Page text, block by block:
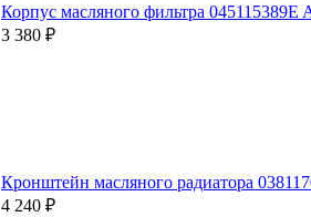
Корпус масляного фильтра 045115389E
3 380 ₽
Кронштейн масляного радиатора
4 240 ₽